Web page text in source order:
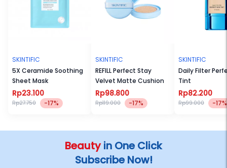
SKINTIFIC
5X Ceramide Soothing
Sheet Mask
Rp23.100
Rp27.750 -17%
SKINTIFIC
REFILL Perfect Stay
Velvet Matte Cushion
Rp98.800
Rp119.000 -17%
SKINTIFIC
Daily Filter
Tint
Rp82.200
Rp99.000 -17%
Beautyin One Click
Subscribe Now!